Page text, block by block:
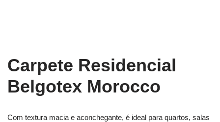
Carpete Residencial
Belgotex Morocco
Com textura macia e aconchegante, é ideal para quartos, salas